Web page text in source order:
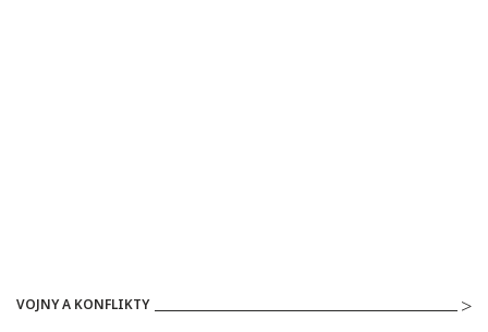
VOJNY A KONFLIKTY